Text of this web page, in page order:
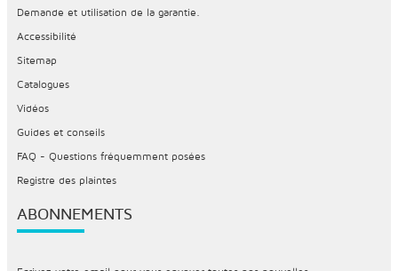
Demande et utilisation de la garantie.
Accessibilité
Sitemap
Catalogues
Vidéos
Guides et conseils
FAQ - Questions fréquemment posées
Registre des plaintes
ABONNEMENTS